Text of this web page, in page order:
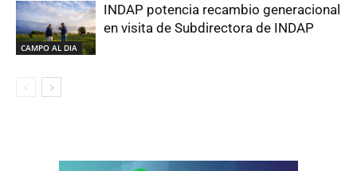
CAMPO AL DIA
INDAP potencia recambio generacional
en visita de Subdirectora de INDAP